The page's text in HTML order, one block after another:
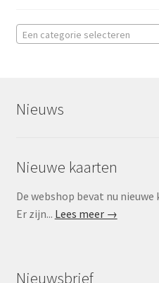
Een categorie selecteren
Nieuws
Nieuwe kaarten
De webshop bevat nu
Er zijn... Lees meer →
Nieuwsbrief